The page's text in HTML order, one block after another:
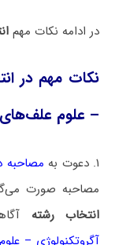
در ادامه نکات مهم
نکات مهم در
– علوم
۱. دعوت به مصاحبه
مصاحبه صورت
انتخاب رشته
آگروتکنولوژی –